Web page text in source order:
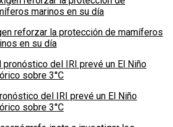
reforzar la protección de mamíferos
en su día
del IRI prevé un El Niño
sobre 3°C